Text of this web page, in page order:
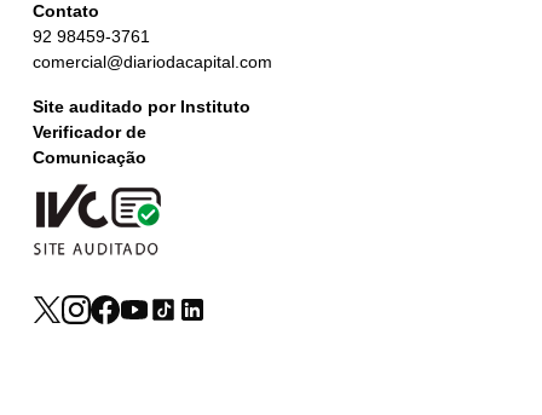
Contato
92 98459-3761
comercial@diariodacapital.com
Site auditado por Instituto
Verificador de
Comunicação